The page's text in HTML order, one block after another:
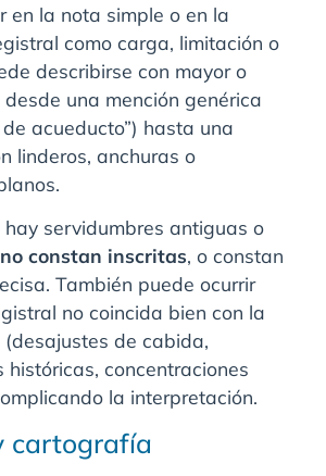
en la nota simple o en la
como carga, limitación o
describirse con mayor o
una mención genérica
acueducto”) hasta una
linderos, anchuras o
hay servidumbres antiguas o
no constan inscritas, o constan
También puede ocurrir
no coincida bien con la
de cabida,
históricas, concentraciones
la interpretación.
cartografía